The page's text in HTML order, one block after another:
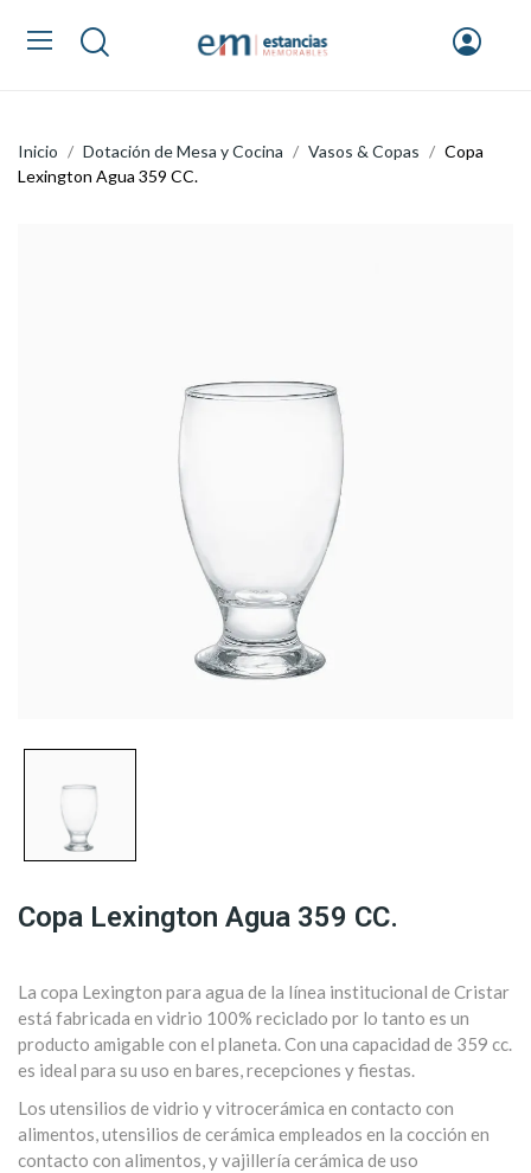
Inicio Dotación de Mesa y Cocina Vasos & Copas
Copa
Lexington Agua 359 CC.
Copa Lexington Agua 359 CC.
La copa Lexington para agua de la línea institucional de Cristar
está fabricada en vidrio 100% reciclado por lo tanto es un
producto amigable con el planeta. Con una capacidad de 359 cc.
es ideal para su uso en bares, recepciones y fiestas.
Los utensilios de vidrio y vitrocerámica en contacto con
alimentos, utensilios de cerámica empleados en la cocción en
contacto con alimentos, y vajillería cerámica de uso